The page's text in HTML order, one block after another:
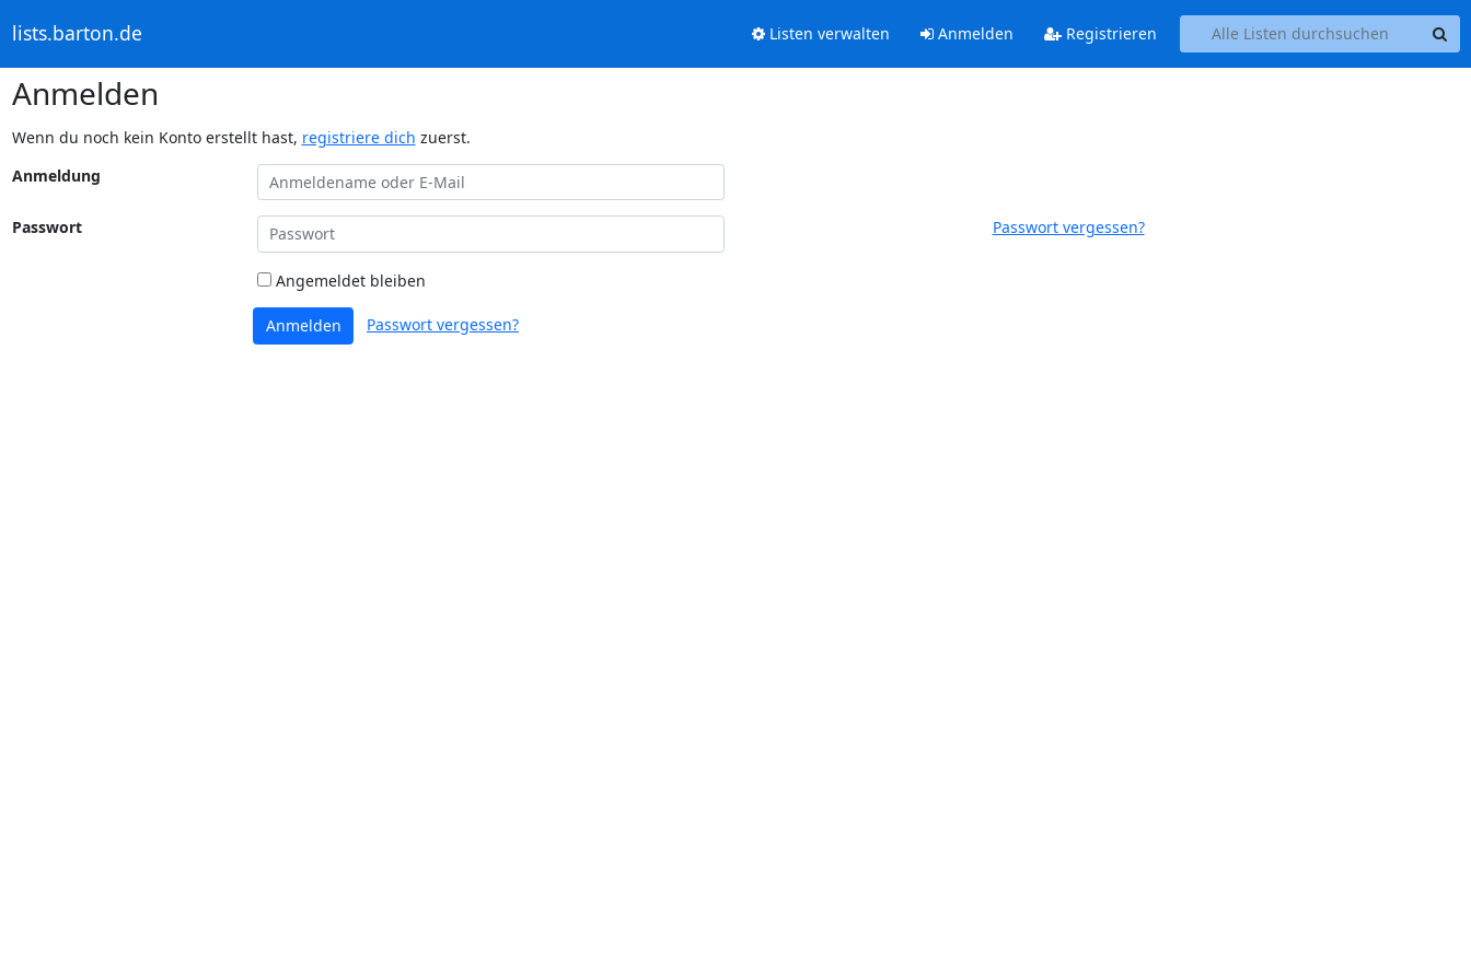
lists.barton.de Listen verwalten Anmelden Registrieren
Anmelden
Wenn du noch kein Konto erstellt hast, registriere dich zuerst.
Anmeldung
Passwort Passwort vergessen?
Angemeldet bleiben
Anmelden Passwort vergessen?